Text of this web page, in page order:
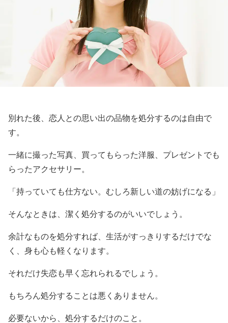
別れた後、恋人との思い出の品物を処分するのは自由で
す。
一緒に撮った写真、買ってもらった洋服、プレゼントでも
らったアクセサリー。
「持っていても仕方ない。むしろ新しい道の妨げになる」
そんなときは、潔く処分するのがいいでしょう。
余計なものを処分すれば、生活がすっきりするだけでな
く、身も心も軽くなります。
それだけ失恋も早く忘れられるでしょう。
もちろん処分することは悪くありません。
必要ないから、処分するだけのこと。